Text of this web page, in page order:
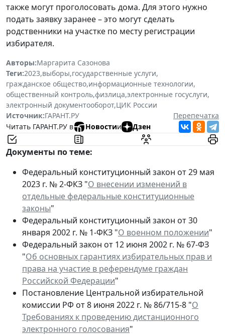
также могут проголосовать дома. Для этого нужно
подать заявку заранее – это могут сделать
родственники на участке по месту регистрации
избирателя.
Авторы:Маргарита Сазонова
Теги:2023,выборы,государственные услуги,
гражданское общество,информационные технологии,
общественный контроль,физлица,электронные госуслуги,
электронный документооборот,ЦИК России
Источник:ГАРАНТ.РУ
Перепечатка
Читать ГАРАНТ.РУ в
Новостии Дзен
Документы по теме:
Федеральный конституционный закон от 29 мая
2023 г. № 2-ФКЗ "О внесении изменений в
отдельные федеральные конституционные
законы"
Федеральный конституционный закон от 30
января 2002 г. № 1-ФКЗ "О военном положении"
Федеральный закон от 12 июня 2002 г. № 67-ФЗ
"Об основных гарантиях избирательных прав и
права на участие в референдуме граждан
Российской Федерации"
Постановление Центральной избирательной
комиссии РФ от 8 июня 2022 г. № 86/715-8 "О
Требованиях к проведению дистанционного
электронного голосования"